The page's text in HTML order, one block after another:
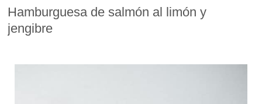
Hamburguesa de salmón al limón y
jengibre